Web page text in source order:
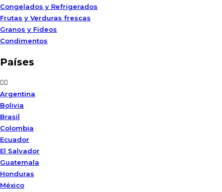
Congelados y Refrigerados
Frutas y Verduras frescas
Granos y Fideos
Condimentos
Países
Argentina
Bolivia
Brasil
Colombia
Ecuador
El Salvador
Guatemala
Honduras
México